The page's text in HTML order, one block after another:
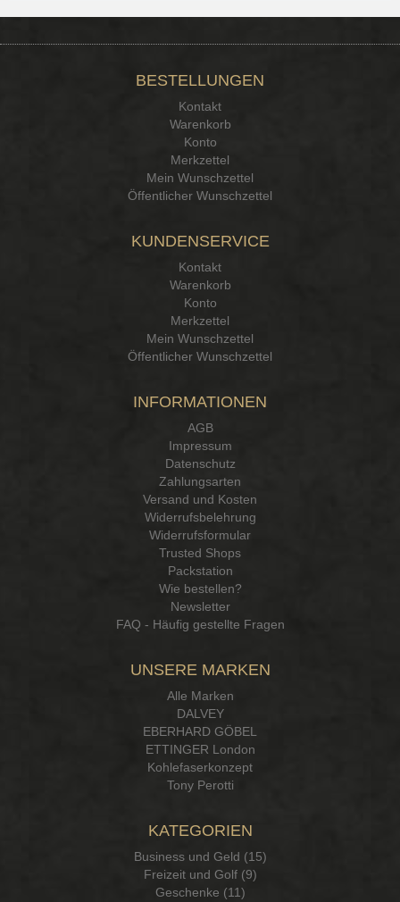
BESTELLUNGEN
Kontakt
Warenkorb
Konto
Merkzettel
Mein Wunschzettel
Öffentlicher Wunschzettel
KUNDENSERVICE
Kontakt
Warenkorb
Konto
Merkzettel
Mein Wunschzettel
Öffentlicher Wunschzettel
INFORMATIONEN
AGB
Impressum
Datenschutz
Zahlungsarten
Versand und Kosten
Widerrufsbelehrung
Widerrufsformular
Trusted Shops
Packstation
Wie bestellen?
Newsletter
FAQ - Häufig gestellte Fragen
UNSERE MARKEN
Alle Marken
DALVEY
EBERHARD GÖBEL
ETTINGER London
Kohlefaserkonzept
Tony Perotti
KATEGORIEN
Business und Geld (15)
Freizeit und Golf (9)
Geschenke (11)